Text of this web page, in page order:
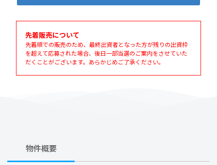
先着販売について
先着順での販売のため、最終出資者となった方が残りの出資枠
を超えて応募された場合、後日一部当選のご案内をさせていた
だくことがございます。あらかじめご了承ください。
物件概要